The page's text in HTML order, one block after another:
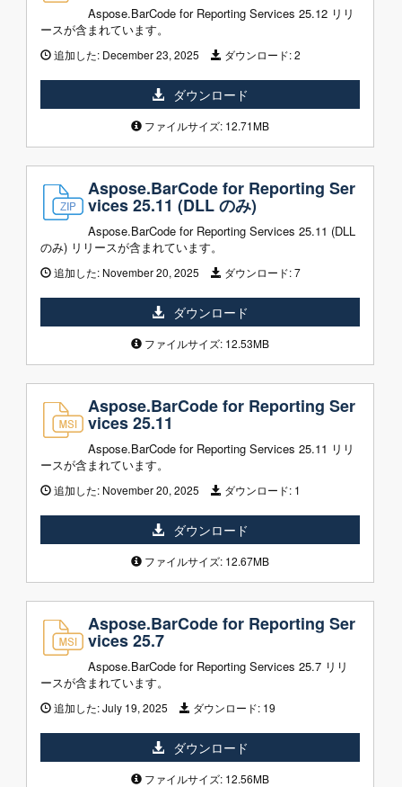
Aspose.BarCode for Reporting Services 25.12 リリ
ースが含まれています。
追加した: December 23, 2025 ダウンロード:2
ダウンロード
ファイルサイズ: 12.71MB
Aspose.BarCode for Reporting Ser
vices 25.11 (DLL のみ)
Aspose.BarCode for Reporting Services 25.11 (DLL
のみ) リリースが含まれています。
追加した: November 20, 2025 ダウンロード:7
ダウンロード
ファイルサイズ: 12.53MB
Aspose.BarCode for Reporting Ser
vices 25.11
Aspose.BarCode for Reporting Services 25.11 リリ
ースが含まれています。
追加した: November 20, 2025 ダウンロード: 1
ダウンロード
ファイルサイズ: 12.67MB
Aspose.BarCode for Reporting Ser
vices 25.7
Aspose.BarCode for Reporting Services 25.7 リリ
ースが含まれています。
追加した:July 19, 2025 ダウンロード: 19
ダウンロード
ファイルサイズ: 12.56MB